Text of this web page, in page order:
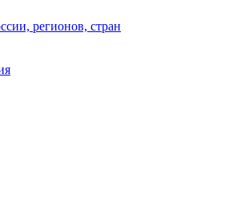
регионов, стран